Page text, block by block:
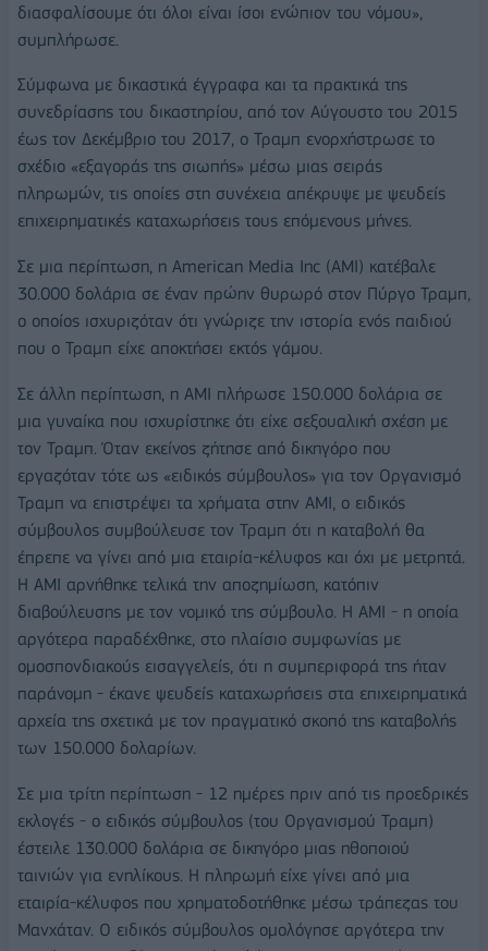
διασφαλίσουμε ότι όλοι είναι ίσοι ενώπιον του νόμου»,
συμπλήρωσε.
Σύμφωνα με δικαστικά έγγραφα και τα πρακτικά της
συνεδρίασης του δικαστηρίου, από τον Αύγουστο του 2015
έως τον Δεκέμβριο του 2017, ο Τραμπ ενορχήστρωσε το
σχέδιο «εξαγοράς της σιωπής» μέσω μιας σειράς
πληρωμών, τις οποίες στη συνέχεια απέκρυψε με ψευδείς
επιχειρηματικές καταχωρήσεις τους επόμενους μήνες.
Σε μια περίπτωση, η American Media Inc (ΑΜΙ) κατέβαλε
30.000 δολάρια σε έναν πρώην θυρωρό στον Πύργο Τραμπ,
ο οποίος ισχυριζόταν ότι γνώριζε την ιστορία ενός παιδιού
που ο Τραμπ είχε αποκτήσει εκτός γάμου.
Σε άλλη περίπτωση, η AMI πλήρωσε 150.000 δολάρια σε
μια γυναίκα που ισχυρίστηκε ότι είχε σεξουαλική σχέση με
τον Τραμπ. Όταν εκείνος ζήτησε από δικηγόρο που
εργαζόταν τότε ως «ειδικός σύμβουλος» για τον Οργανισμό
Τραμπ να επιστρέψει τα χρήματα στην AMI, ο ειδικός
σύμβουλος συμβούλευσε τον Τραμπ ότι η καταβολή θα
έπρεπε να γίνει από μια εταιρία-κέλυφος και όχι με μετρητά.
Η AMI αρνήθηκε τελικά την αποζημίωση, κατόπιν
διαβούλευσης με τον νομικό της σύμβουλο. Η AMI - η οποία
αργότερα παραδέχθηκε, στο πλαίσιο συμφωνίας με
ομοσπονδιακούς εισαγγελείς, ότι η συμπεριφορά της ήταν
παράνομη - έκανε ψευδείς καταχωρήσεις στα επιχειρηματικά
αρχεία της σχετικά με τον πραγματικό σκοπό της καταβολής
των 150.000 δολαρίων.
Σε μια τρίτη περίπτωση - 12 ημέρες πριν από τις προεδρικές
εκλογές - ο ειδικός σύμβουλος (του Οργανισμού Τραμπ)
έστειλε 130.000 δολάρια σε δικηγόρο μιας ηθοποιού
ταινιών για ενηλίκους. Η πληρωμή είχε γίνει από μια
εταιρία-κέλυφος που χρηματοδοτήθηκε μέσω τράπεζας του
Μανχάταν. Ο ειδικός σύμβουλος ομολόγησε αργότερα την